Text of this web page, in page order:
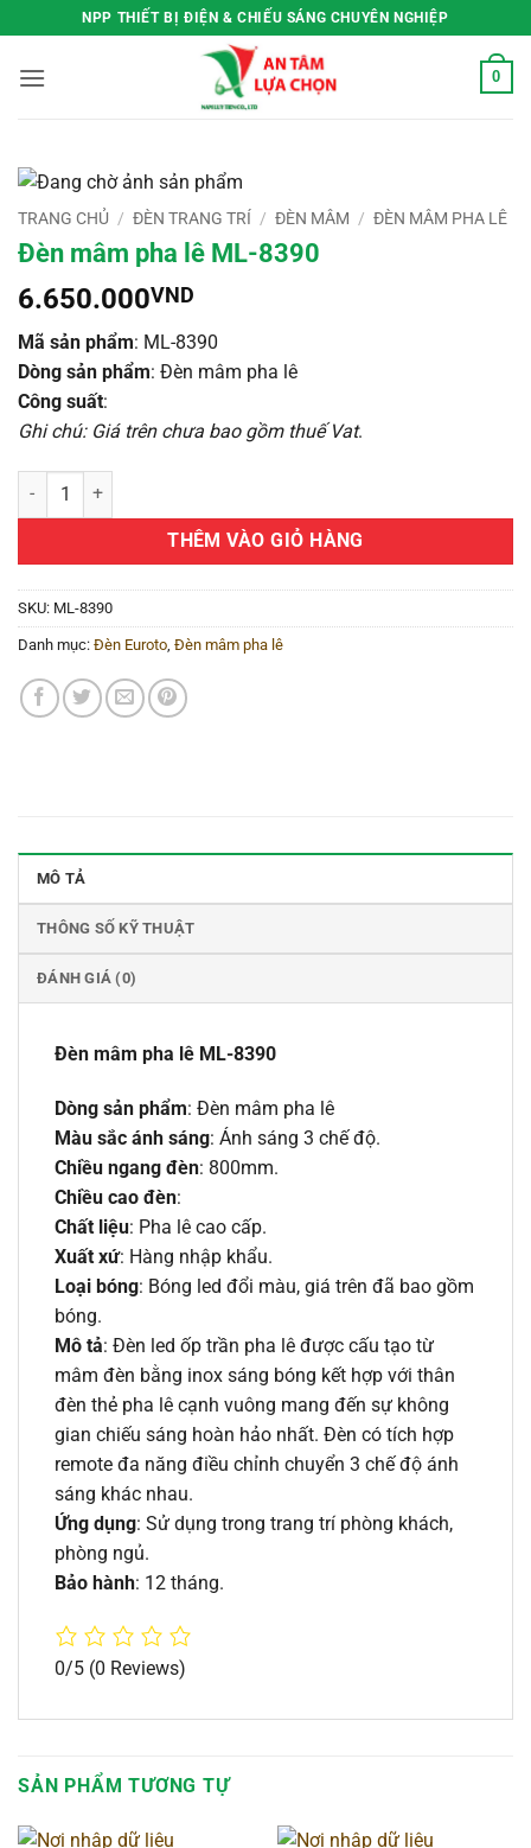
qua
nội
NPP THIẾT BỊ ĐIỆN & CHIẾU SÁNG CHUYÊN NGHIỆP
0
TRANG CHỦ / ĐÈN TRANG TRÍ / ĐÈN MÂM / ĐÈN MÂM PHA LÊ
Đèn mâm pha lê ML-8390
6.650.000VND
Mã sản phẩm: ML-8390
Dòng sản phẩm: Đèn mâm pha lê
Công suất:
Ghi chú: Giá trên chưa bao gồm thuế Vat.
Đèn mâm pha lê ML-8390 số lượng
THÊM VÀO GIỎ HÀNG
SKU: ML-8390
Danh mục: Đèn Euroto Đèn mâm pha lê
MÔ TẢ
THÔNG SỐ KỸ THUẬT
ĐÁNH GIÁ (0)
Đèn mâm pha lê ML-8390
Dòng sản phẩm: Đèn mâm pha lê
Màu sắc ánh sáng: Ánh sáng 3 chế độ.
Chiều ngang đèn: 800mm.
Chiều cao đèn:
Chất liệu: Pha lê cao cấp.
Xuất xứ: Hàng nhập khẩu.
Loại bóng: Bóng led đổi màu, giá trên đã bao gồm
bóng.
Mô tả: Đèn led ốp trần pha lê được cấu tạo từ
mâm đèn bằng inox sáng bóng kết hợp với thân
đèn thẻ pha lê cạnh vuông mang đến sự không
gian chiếu sáng hoàn hảo nhất. Đèn có tích hợp
remote đa năng điều chỉnh chuyển 3 chế độ ánh
sáng khác nhau.
Ứng dụng: Sử dụng trong trang trí phòng khách,
phòng ngủ.
Bảo hành: 12 tháng.
0/5 (0 Reviews)
SẢN PHẨM TƯƠNG TỰ